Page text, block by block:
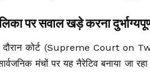
पर सवाल खड़े करना
कोर्ट (Supreme Court on
मंचों पर यह नैरेटिव बनाया जा